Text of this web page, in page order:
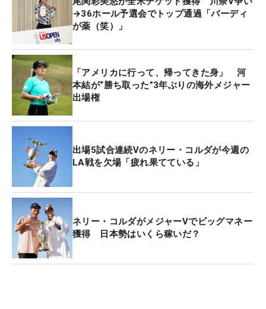
→36ホール予選会でトップ通過「バーディ
が薬（笑）」
「アメリカに行って、帰ってきた身」 河
本結が“勝ち取った”3年ぶりの海外メジャー
出場権
出場5試合連続Vのネリー・コルダが今週の
LA戦を欠場「疲れ果てている」
ネリー・コルダがメジャーVでビッグマネー
獲得 日本勢はいくら稼いだ？